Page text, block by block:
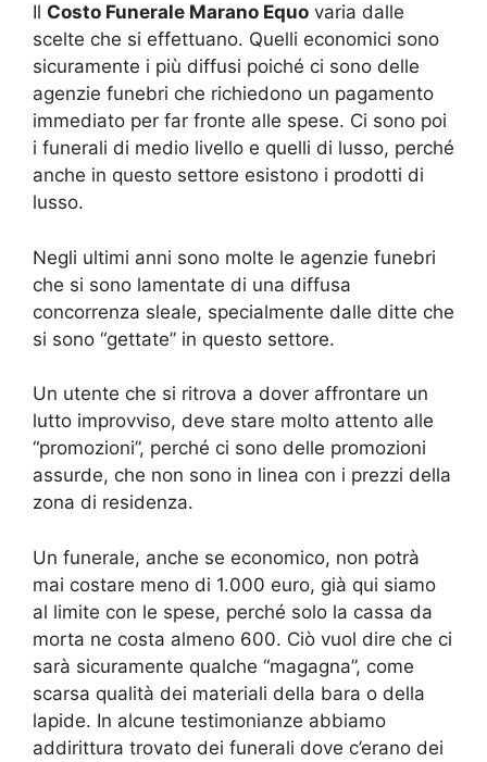
Il Costo Funerale Marano Equo varia dalle
scelte che si effettuano. Quelli economici sono
sicuramente i più diffusi poiché ci sono delle
agenzie funebri che richiedono un pagamento
immediato per far fronte alle spese. Ci sono poi
i funerali di medio livello e quelli di lusso, perché
anche in questo settore esistono i prodotti di
lusso.
Negli ultimi anni sono molte le agenzie funebri
che si sono lamentate di una diffusa
concorrenza sleale, specialmente dalle ditte che
si sono “gettate” in questo settore.
Un utente che si ritrova a dover affrontare un
lutto improvviso, deve stare molto attento alle
“promozioni”, perché ci sono delle promozioni
assurde, che non sono in linea con i prezzi della
zona di residenza.
Un funerale, anche se economico, non potrà
mai costare meno di 1.000 euro, già qui siamo
al limite con le spese, perché solo la cassa da
morta ne costa almeno 600. Ciò vuol dire che ci
sarà sicuramente qualche “magagna”, come
scarsa qualità dei materiali della bara o della
lapide. In alcune testimonianze abbiamo
addirittura trovato dei funerali dove c’erano dei